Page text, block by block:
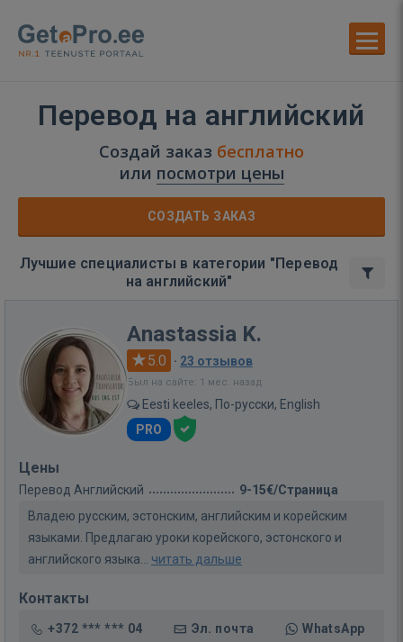
Перевод на английский
Создай заказ бесплатно
или посмотри цены
СОЗДАТЬ ЗАКАЗ
Лучшие специалисты в категории "Перевод
на английский"
Anastassia K.
5.0 · 23 отзывов
Был на сайте: 1 мес. назад
Eesti keeles, По-русски, English
PRO
Цены
Перевод Английский
9-15€/Страница
Владею русским, эстонским, английским и корейским
языками. Предлагаю уроки корейского, эстонского и
английского языка... читать дальше
Контакты
+372 *** *** 04 Эл. почта WhatsApp